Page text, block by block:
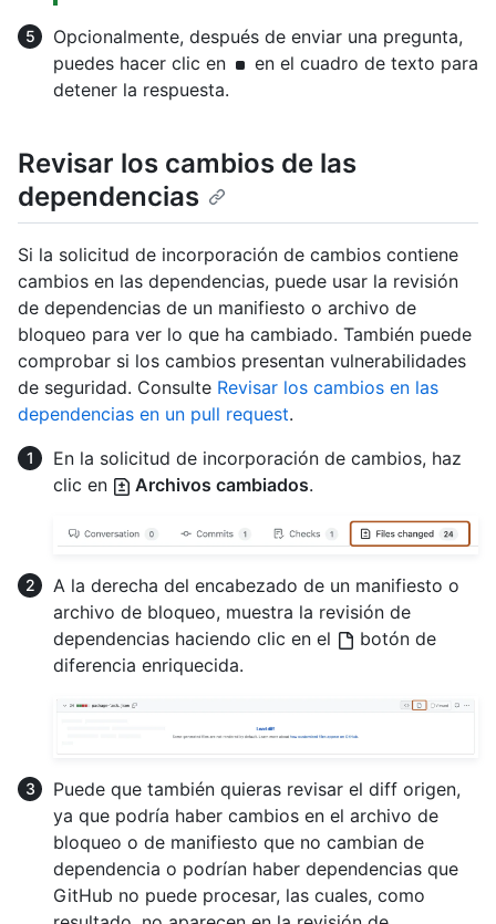
Opcionalmente, después de enviar una pregunta,
puedes hacer clic en
en el cuadro de texto para
detener la respuesta.
Revisar los cambios de las
dependencias
Si la solicitud de incorporación de cambios contiene
cambios en las dependencias, puede usar la revisión
de dependencias de un manifiesto o archivo de
bloqueo para ver lo que ha cambiado. También puede
comprobar si los cambios presentan vulnerabilidades
de seguridad. Consulte Revisar los cambios en las
dependencias en un pull request.
En la solicitud de incorporación de cambios, haz
clic en
Archivos cambiados.
A la derecha del encabezado de un manifiesto o
archivo de bloqueo, muestra la revisión de
dependencias haciendo clic en el
botón de
diferencia enriquecida.
Puede que también quieras revisar el diff origen,
ya que podría haber cambios en el archivo de
bloqueo o de manifiesto que no cambian de
dependencia o podrían haber dependencias que
GitHub no puede procesar, las cuales, como